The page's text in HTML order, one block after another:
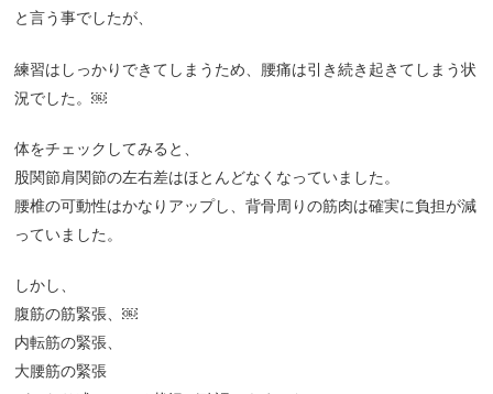
と言う事でしたが、
練習はしっかりできてしまうため、腰痛は引き続き起きてしまう状
況でした。￼
体をチェックしてみると、
股関節肩関節の左右差はほとんどなくなっていました。
腰椎の可動性はかなりアップし、背骨周りの筋肉は確実に負担が減
っていました。
しかし、
腹筋の筋緊張、￼
内転筋の緊張、
大腰筋の緊張